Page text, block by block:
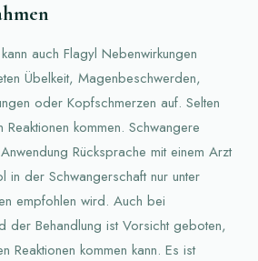
auch Flagyl Nebenwirkungen
Übelkeit, Magenbeschwerden,
oder Kopfschmerzen auf. Selten
kommen. Schwangere
Rücksprache mit einem Arzt
in der Schwangerschaft nur unter
empfohlen wird. Auch bei
der Behandlung ist Vorsicht geboten,
Reaktionen kommen kann. Es ist